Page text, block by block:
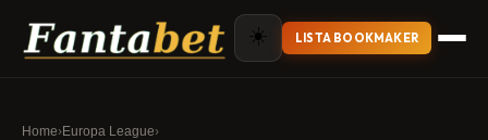
☀️ LISTA BOOKMAKER
Home›Europa League›